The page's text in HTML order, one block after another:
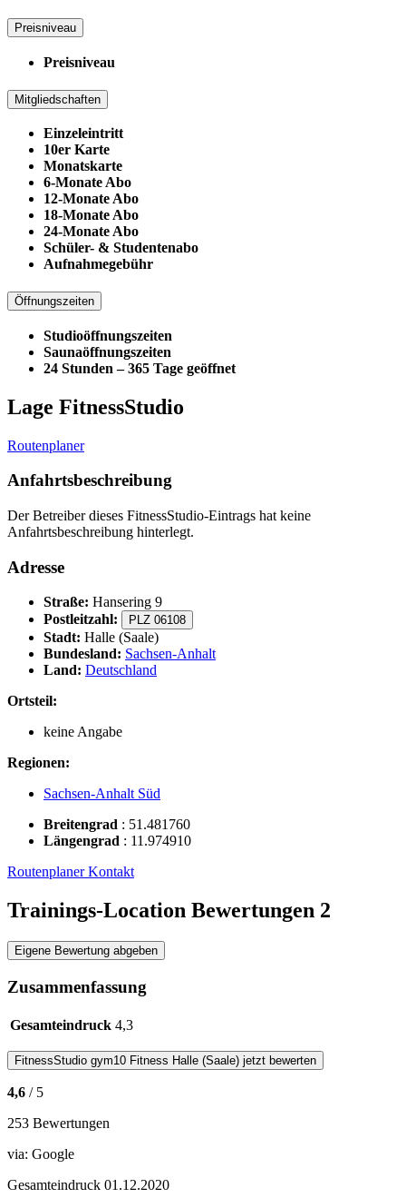
Preisniveau
Preisniveau
Mitgliedschaften
Einzeleintritt
10er Karte
Monatskarte
6-Monate Abo
12-Monate Abo
18-Monate Abo
24-Monate Abo
Schüler- & Studentenabo
Aufnahmegebühr
Öffnungszeiten
Studioöffnungszeiten
Saunaöffnungszeiten
24 Stunden – 365 Tage geöffnet
Lage FitnessStudio
Routenplaner
Anfahrtsbeschreibung
Der Betreiber dieses FitnessStudio-Eintrags hat keine
Anfahrtsbeschreibung hinterlegt.
Adresse
Straße: Hansering 9
Postleitzahl:
PLZ 06108
Stadt: Halle (Saale)
Bundesland: Sachsen-Anhalt
Land: Deutschland
Ortsteil:
keine Angabe
Regionen:
Sachsen-Anhalt Süd
Breitengrad : 51.481760
Längengrad : 11.974910
RoutenplanerKontakt
Trainings-Location Bewertungen 2
Eigene Bewertung abgeben
Zusammenfassung
Gesamteindruck 4,3
FitnessStudio gym10 Fitness Halle (Saale) jetzt bewerten
4,6 / 5
253 Bewertungen
via: Google
Gesamteindruck 01.12.2020